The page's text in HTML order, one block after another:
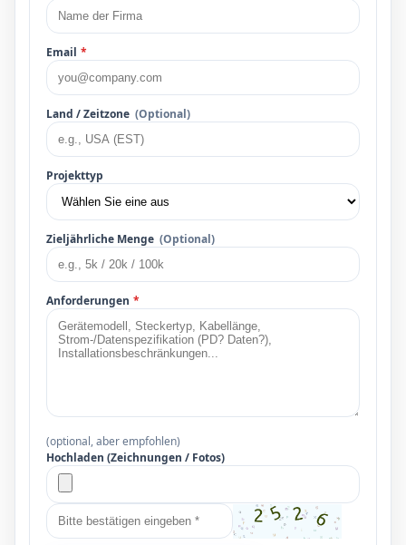
Email *
Land / Zeitzone (Optional)
Projekttyp
Zieljährliche Menge (Optional)
Anforderungen *
(optional, aber empfohlen)
Hochladen (Zeichnungen / Fotos)